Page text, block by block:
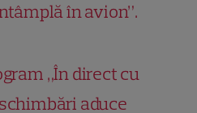
în avion”.
„În direct cu
aduce